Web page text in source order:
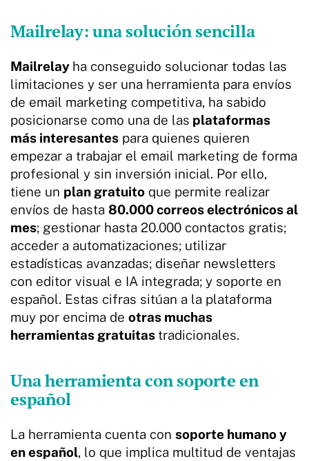
Mailrelay: una solución sencilla
Mailrelay ha conseguido solucionar todas las
limitaciones y ser una herramienta para envíos
de email marketing competitiva, ha sabido
posicionarse como una de las plataformas
más interesantes para quienes quieren
empezar a trabajar el email marketing de forma
profesional y sin inversión inicial. Por ello,
tiene un plan gratuito que permite realizar
envíos de hasta 80.000 correos electrónicos al
mes; gestionar hasta 20.000 contactos gratis;
acceder a automatizaciones; utilizar
estadísticas avanzadas; diseñar newsletters
con editor visual e IA integrada; y soporte en
español. Estas cifras sitúan a la plataforma
muy por encima de otras muchas
herramientas gratuitas tradicionales.
Una herramienta con soporte en
español
La herramienta cuenta con soporte humano y
en español, lo que implica multitud de ventajas